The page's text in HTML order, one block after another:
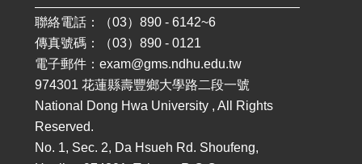
聯絡電話：（03）890 - 6142~6
傳真號碼：（03）890 - 0121
電子郵件：exam@gms.ndhu.edu.tw
974301 花蓮縣壽豐鄉大學路二段一號
National Dong Hwa University , All Rights
Reserved.
No. 1, Sec. 2, Da Hsueh Rd. Shoufeng,